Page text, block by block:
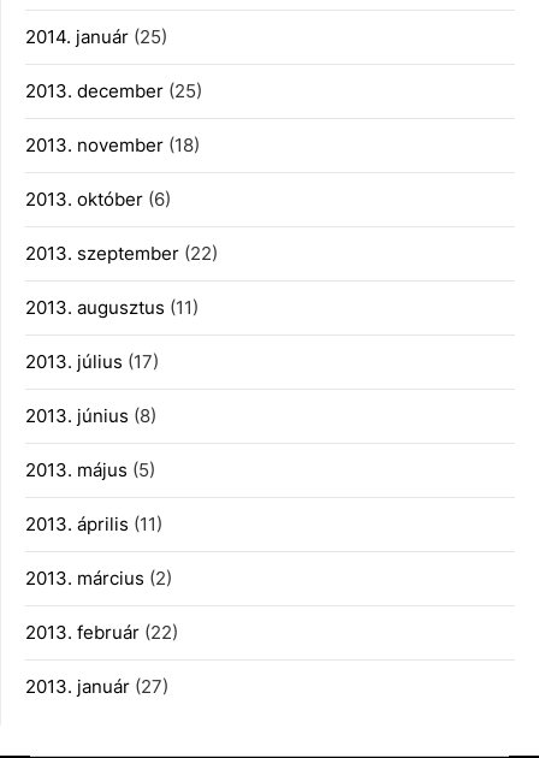
2014. január (25)
2013. december (25)
2013. november (18)
2013. október (6)
2013. szeptember (22)
2013. augusztus (11)
2013. július (17)
2013. június (8)
2013. május (5)
2013. április (11)
2013. március (2)
2013. február (22)
2013. január (27)